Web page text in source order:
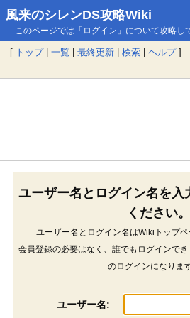
風来のシレンDS攻略Wiki
このページでは「ログイン」について攻略し
[ トップ| 一覧 | 最終更新 | 検索 | ヘルプ]
ユーザー名とログイン名を入
ください。
ユーザー名とログイン名はWikiトップペ
会員登録の必要はなく、誰でもログインで
のログインになりま
ユーザー名: